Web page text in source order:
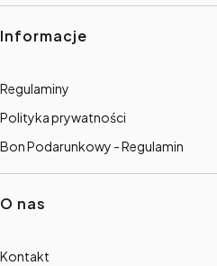
Informacje
Regulaminy
Polityka prywatności
Bon Podarunkowy - Regulamin
O nas
Kontakt